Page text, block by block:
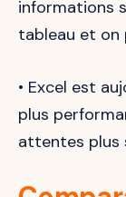
informations
tableau et on
• Excel est
plus
attentes plus